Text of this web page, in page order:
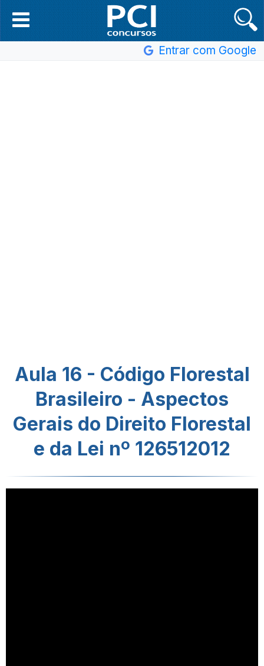
Entrar com Google
Aula 16 - Código Florestal
Brasileiro - Aspectos
Gerais do Direito Florestal
e da Lei nº 126512012